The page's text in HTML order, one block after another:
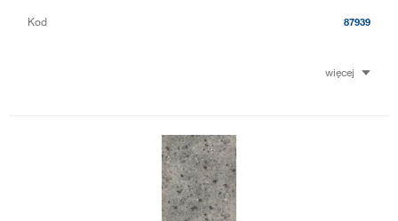
Kod 87939
więcej